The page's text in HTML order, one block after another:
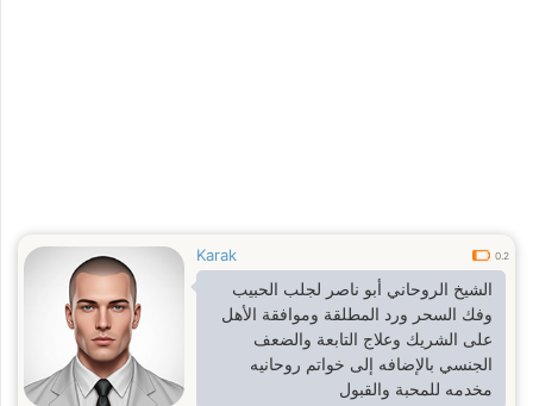
Karak 0.2
الشيخ الروحاني أبو ناصر لجلب الحبيب
وفك السحر ورد المطلقة وموافقة الأهل
على الشريك وعلاج التابعة والضعف
الجنسي بالإضافه إلى خواتم روحانيه
مخدمه للمحبة والقبول